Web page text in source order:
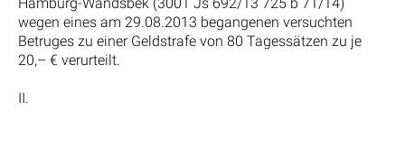
wegen eines am 29.08.2013 begangenen versuchten
Betruges zu einer Geldstrafe von 80 Tagessätzen zu je
20,– € verurteilt.
II.